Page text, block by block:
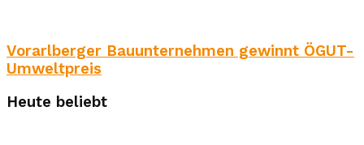
Vorarlberger Bauunternehmen gewinnt ÖGUT-
Umweltpreis
Heute beliebt